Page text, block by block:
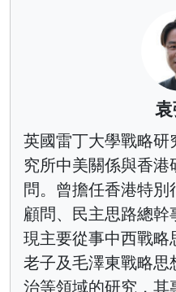
袁
英國雷丁大學戰略
究所中美關係與香
問。曾擔任香港特
顧問、民主思路總幹
現主要從事中西戰略
老子及毛澤東戰略思
治等領域的研究，其